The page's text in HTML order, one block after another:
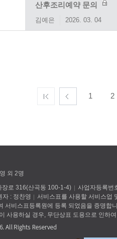
산후조리예약 문의
김예은 2026. 03. 04
1 2
외 2명
장로 316(산곡동 100-1-4)
사업자등록번
자 : 정찬영
서비스표를 사용할 서비스업
서비스표등록원에 등록 되었음을 증명합
사용하실 경우, 무단상표 도용으로 인하